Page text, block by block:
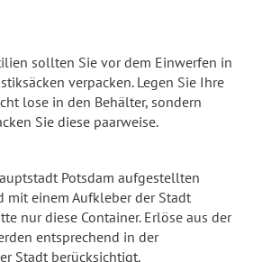
sollten Sie vor dem Einwerfen in
verpacken. Legen Sie Ihre
lose in den Behälter, sondern
Sie diese paarweise.
Potsdam aufgestellten
einem Aufkleber der Stadt
nur diese Container. Erlöse aus der
entsprechend in der
Stadt berücksichtigt.